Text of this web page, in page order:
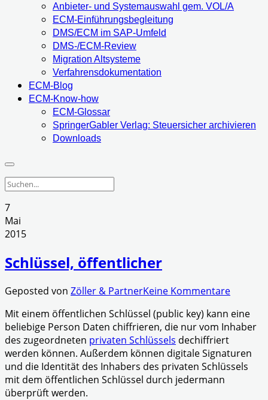
Anbieter- und Systemauswahl gem. VOL/A
ECM-Einführungsbegleitung
DMS/ECM im SAP-Umfeld
DMS-/ECM-Review
Migration Altsysteme
Verfahrensdokumentation
ECM-Blog
ECM-Know-how
ECM-Glossar
SpringerGabler Verlag: Steuersicher archivieren
Downloads
7
Mai
2015
Schlüssel, öffentlicher
Geposted von Zöller & PartnerKeine Kommentare
Mit einem öffentlichen Schlüssel (public key) kann eine
beliebige Person Daten chiffrieren, die nur vom Inhaber
des zugeordneten privaten Schlüssels dechiffriert
werden können. Außerdem können digitale Signaturen
und die Identität des Inhabers des privaten Schlüssels
mit dem öffentlichen Schlüssel durch jedermann
überprüft werden.